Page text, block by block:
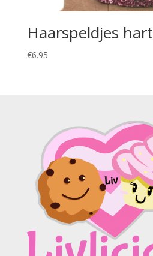
Haarspeldjes hart
€6.95